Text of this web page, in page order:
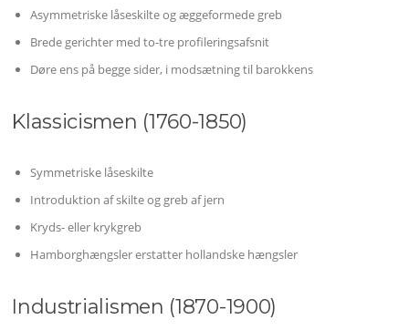
Asymmetriske låseskilte og æggeformede greb
Brede gerichter med to-tre profileringsafsnit
Døre ens på begge sider, i modsætning til barokkens
Klassicismen (1760-1850)
Symmetriske låseskilte
Introduktion af skilte og greb af jern
Kryds- eller krykgreb
Hamborghængsler erstatter hollandske hængsler
Industrialismen (1870-1900)